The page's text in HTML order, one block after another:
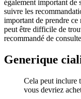
également important de
suivre les
important de prendre ce
peut être difficile de
recommandé de
Generique
Cela peut inclure
vous devriez